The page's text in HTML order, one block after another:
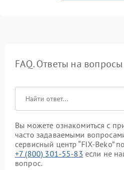
FAQ. Ответы на вопросы
Вы можете ознакомиться с
часто задаваемыми
сервисный центр “FIX-Beko”
+7 (800) 301-55-83 если не
вопрос.